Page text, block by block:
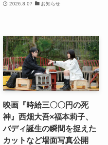
2026.8.07 お知らせ
映画『時給三〇〇円の死
神』西畑大吾×福本莉子、
バディ誕生の瞬間を捉えた
カットなど場面写真公開